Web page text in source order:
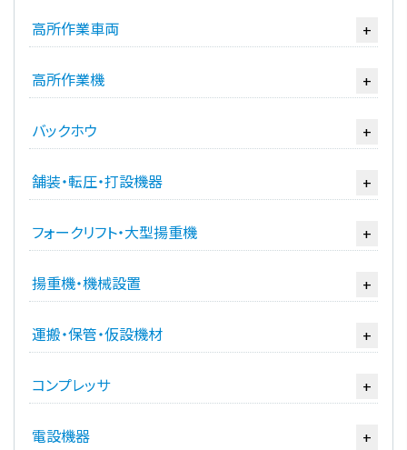
高所作業車両 +
高所作業機 +
バックホウ +
舗装・転圧・打設機器 +
フォークリフト・大型揚重機 +
揚重機・機械設置 +
運搬・保管・仮設機材 +
コンプレッサ +
電設機器 +